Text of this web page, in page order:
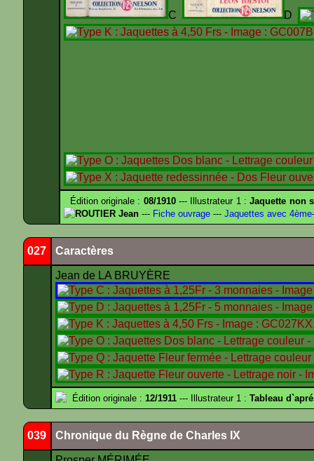
C D
Édition originale : 08/1910--- Illustrateur 1 :Jaquette non
ROUTIER Jean --- Fiche ouvrage --- Jaquettes avec 4ème
027 Caractères
Jean de LA BRUYÈRE
Édition originale : 12/1911 --- Illustrateur 1 : Tableau
039 Chronique du Règne de Charles IX